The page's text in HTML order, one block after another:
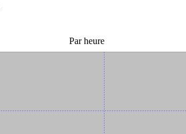
Par heure